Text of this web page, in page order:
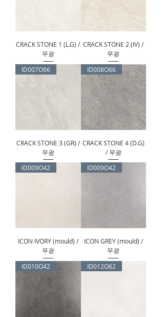
CRACK STONE 1 (L.G) /
무광
CRACK STONE 2 (IV) /
무광
ID007O66
CRACK STONE 3 (GR) /
무광
ID008O66
CRACK STONE 4 (D.G)
/ 무광
ID009O42
ICON IVORY (mould) /
무광
ID009O42
ICON GREY (mould) /
무광
ID010O42
ID012O62